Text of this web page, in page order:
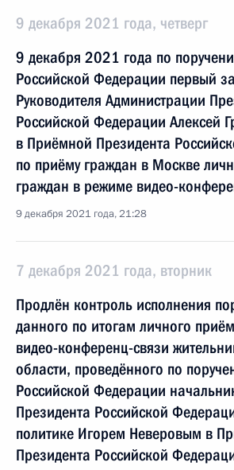
9 декабря 2021 года, четверг
9 декабря 2021 года по
Российской Федерации первый
Руководителя Администрации
Российской Федерации Алексей
в Приёмной Президента
по приёму граждан в Москве
граждан в режиме видео-
9 декабря 2021 года, 21:28
7 декабря 2021 года, вторник
Продлён контроль исполнения
данного по итогам личного
видео-конференц-связи
области, проведённого по
Российской Федерации
Президента Российской
политике Игорем Неверовым в
Президента Российской